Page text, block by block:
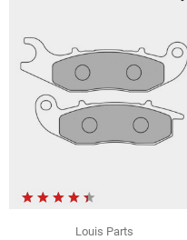
Louis Parts